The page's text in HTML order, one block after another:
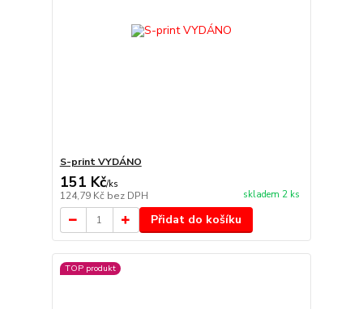
S-print VYDÁNO
151 Kč/ks
124,79 Kč bez DPH skladem 2 ks
Přidat do košíku
TOP produkt